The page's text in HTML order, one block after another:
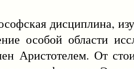
дисциплина,
особой области
Аристотелем. От